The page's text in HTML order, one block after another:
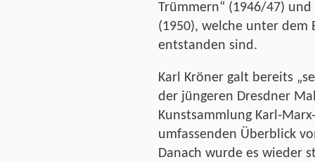
Trümmern“ (1946/47)
(1950), welche unter dem
entstanden sind.
Karl Kröner galt bereits
der jüngeren Dresdner
Kunstsammlung Karl-
umfassenden Überblick
Danach wurde es wieder